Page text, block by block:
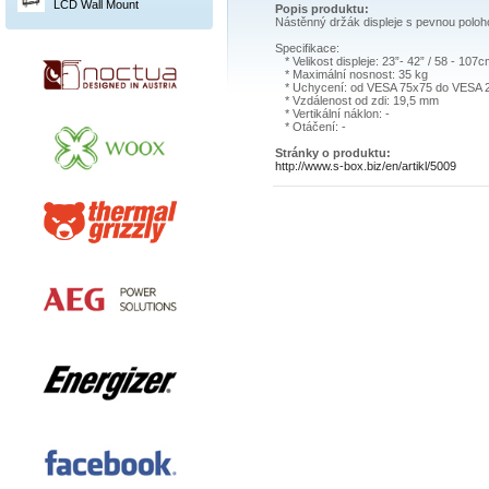
Popis produktu:
Nástěnný držák displeje s pevnou
Specifikace:
* Velikost displeje: 23”- 42” / 58 -
* Maximální nosnost: 35 kg
* Uchycení: od VESA 75x75 do VESA
* Vzdálenost od zdi: 19,5 mm
* Vertikální náklon: -
* Otáčení: -
Stránky o produktu:
http://www.s-box.biz/en/artikl/5009
LCD Wall Mount